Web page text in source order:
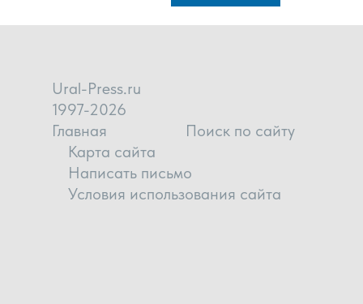
Ural-Press.ru
1997-2026
Главная
Поиск по сайту
Карта сайта
Написать письмо
Условия использования сайта